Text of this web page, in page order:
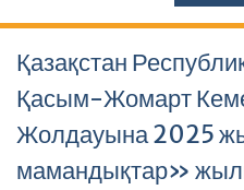
Қазақстан
Қасым-Жомарт
Жолдауына 2025
мамандықтар»